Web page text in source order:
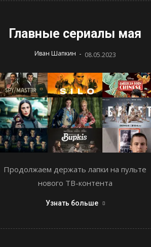
Главные сериалы мая
Иван Шапкин - 08.05.2023
Продолжаем держать лапки на пульте
нового ТВ-контента
Узнать больше